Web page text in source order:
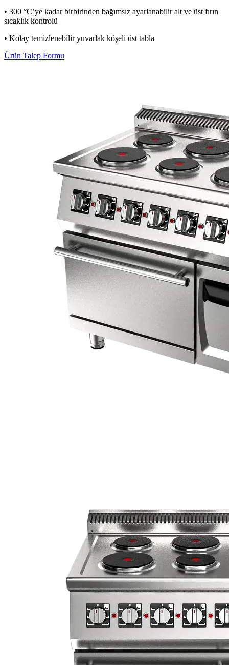
• 300 °C’ye kadar birbirinden bağımsız ayarlanabilir alt ve üst fırın
sıcaklık kontrolü
• Kolay temizlenebilir yuvarlak köşeli üst tabla
Ürün Talep Formu